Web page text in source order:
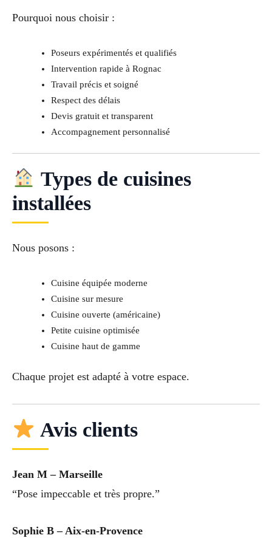
Pourquoi nous choisir :
Poseurs expérimentés et qualifiés
Intervention rapide à Rognac
Travail précis et soigné
Respect des délais
Devis gratuit et transparent
Accompagnement personnalisé
Types de cuisines
installées
Nous posons :
Cuisine équipée moderne
Cuisine sur mesure
Cuisine ouverte (américaine)
Petite cuisine optimisée
Cuisine haut de gamme
Chaque projet est adapté à votre espace.
Avis clients
Jean M – Marseille
“Pose impeccable et très propre.”
Sophie B – Aix-en-Provence